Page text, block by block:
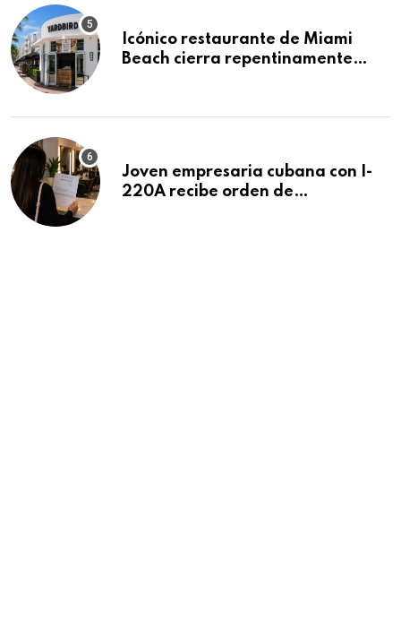
Icónico restaurante de Miami
Beach cierra repentinamente
Joven empresaria cubana con I-
220A recibe orden de